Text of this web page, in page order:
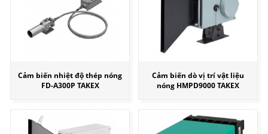
Cảm biến nhiệt độ thép nóng
FD-A300P TAKEX
Cảm biến dò vị trí vật liệu
nóng HMPD9000 TAKEX